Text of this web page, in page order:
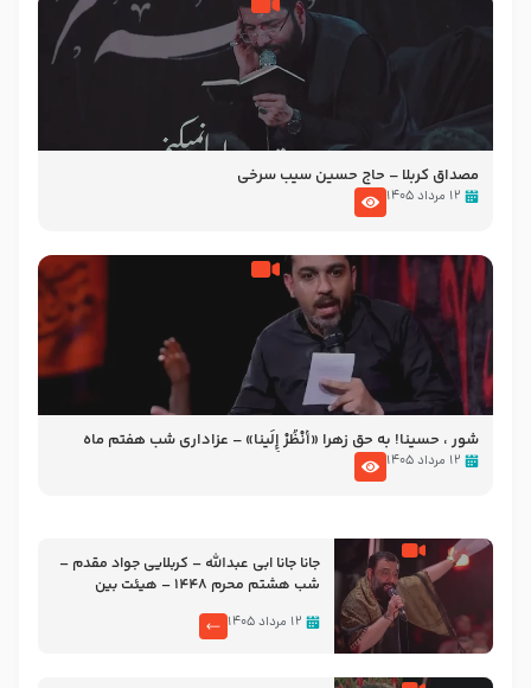
مصداق کربلا – حاج حسین سیب سرخی
۱۲ مرداد ۱۴۰۵
شور ، حسینا! به‌ حق زهرا «أُنْظُرْ إِلَینا» – عزاداری شب هفتم ماه
محرّم 1405
۱۲ مرداد ۱۴۰۵
جانا جانا ابی عبدالله – کربلایی جواد مقدم –
شب هشتم محرم 1448 – هیئت بین
۱۲ مرداد ۱۴۰۵